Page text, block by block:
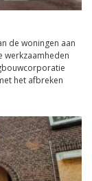
de woningen aan
werkzaamheden
het afbreken